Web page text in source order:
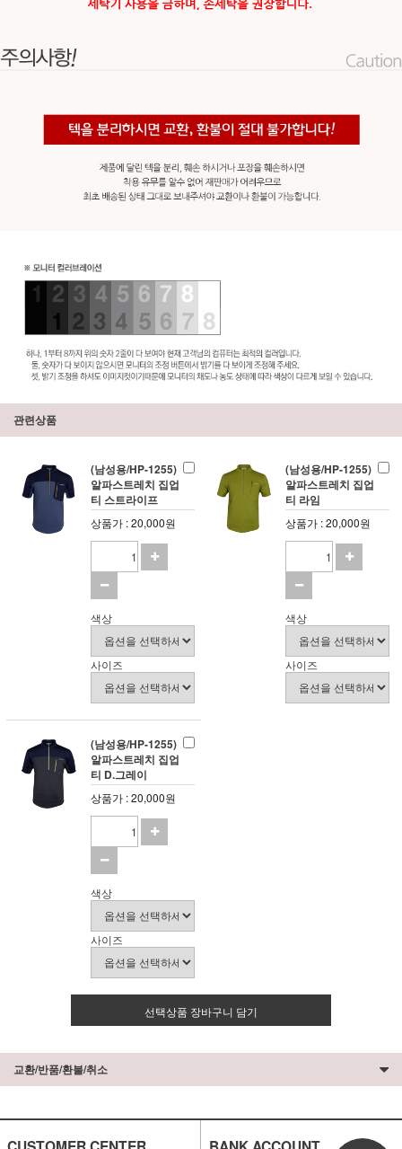
관련상품
(남성용/HP-1255)
알파스트레치 집업
티 스트라이프
상품가 : 20,000원
색상
사이즈
(남성용/HP-1255)
알파스트레치 집업
티 라임
상품가 : 20,000원
색상
사이즈
(남성용/HP-1255)
알파스트레치 집업
티 D.그레이
상품가 : 20,000원
색상
사이즈
선택상품 장바구니 담기
교환/반품/환불/취소